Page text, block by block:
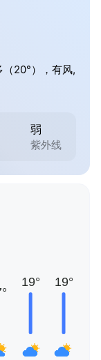
20°），有风,
弱
紫外线